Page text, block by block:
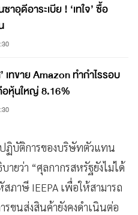
อุดีอาระเบีย ! ‘เทใจ’ ซื้อ
เทขาย Amazon ทำกำไรรอบ
อหุ้นใหญ่ 8.16%
ฏิบัติการของบริษัทตัวแทน
ายว่า “ศุลกากรสหรัฐยังไม่ได้
ภาษี IEEPA เพื่อให้สามารถ
ขนส่งสินค้ายังคงดำเนินต่อ